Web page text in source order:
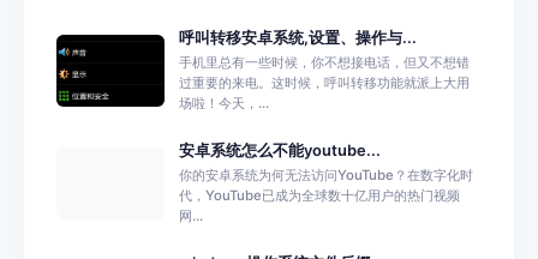
呼叫转移安卓系统,设置、操作与...
手机里总有一些时候，你不想接电话，但又不想错
过重要的来电。这时候，呼叫转移功能就派上大用
场啦！今天，...
安卓系统怎么不能youtube...
你的安卓系统为何无法访问YouTube？在数字化时
代，YouTube已成为全球数十亿用户的热门视频
网...